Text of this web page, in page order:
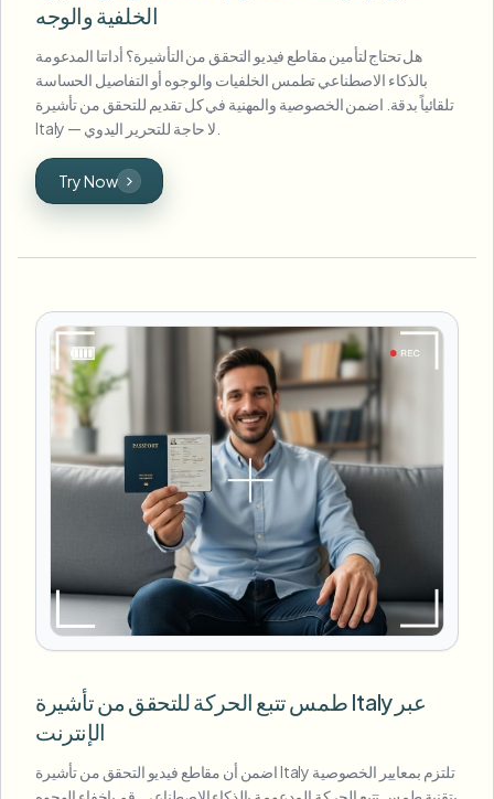
الخلفية والوجه
هل تحتاج لتأمين مقاطع فيديو التحقق من التأشيرة؟ أداتنا المدعومة
بالذكاء الاصطناعي تطمس الخلفيات والوجوه أو التفاصيل الحساسة
تلقائياً بدقة. اضمن الخصوصية والمهنية في كل تقديم للتحقق من تأشيرة
Try Now
طمس تتبع الحركة للتحقق من تأشيرة Italy عبر
الإنترنت
اضمن أن مقاطع فيديو التحقق من تأشيرة Italy تلتزم بمعايير الخصوصية